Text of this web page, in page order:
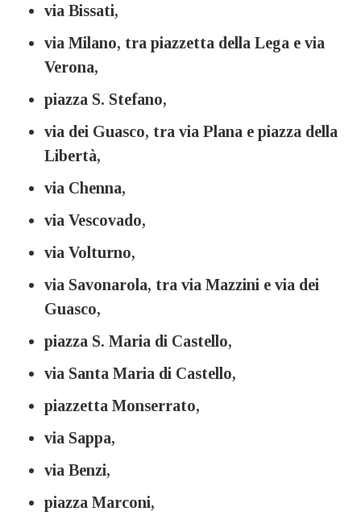
via Bissati,
via Milano, tra piazzetta della Lega e via
Verona,
piazza S. Stefano,
via dei Guasco, tra via Plana e piazza della
Libertà,
via Chenna,
via Vescovado,
via Volturno,
via Savonarola, tra via Mazzini e via dei
Guasco,
piazza S. Maria di Castello,
via Santa Maria di Castello,
piazzetta Monserrato,
via Sappa,
via Benzi,
piazza Marconi,